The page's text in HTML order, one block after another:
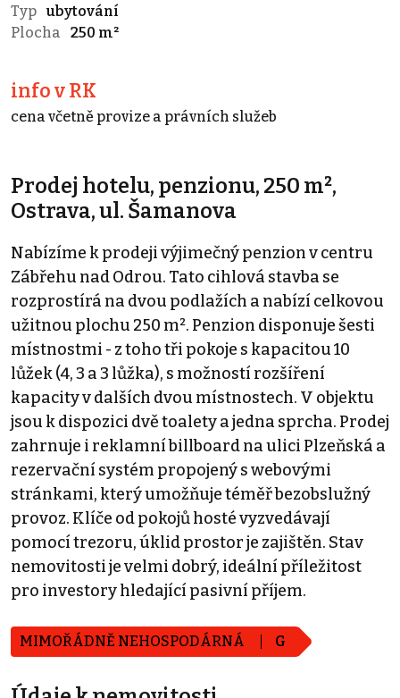
Typ ubytování
Plocha
250 m²
info v RK
cena včetně provize a právních služeb
Prodej hotelu, penzionu, 250 m²,
Ostrava, ul. Šamanova
Nabízíme k prodeji výjimečný penzion v centru
Zábřehu nad Odrou. Tato cihlová stavba se
rozprostírá na dvou podlažích a nabízí celkovou
užitnou plochu 250 m². Penzion disponuje šesti
místnostmi - z toho tři pokoje s kapacitou 10
lůžek (4, 3 a 3 lůžka), s možností rozšíření
kapacity v dalších dvou místnostech. V objektu
jsou k dispozici dvě toalety a jedna sprcha. Prodej
zahrnuje i reklamní billboard na ulici Plzeňská a
rezervační systém propojený s webovými
stránkami, který umožňuje téměř bezobslužný
provoz. Klíče od pokojů hosté vyzvedávají
pomocí trezoru, úklid prostor je zajištěn. Stav
nemovitosti je velmi dobrý, ideální příležitost
pro investory hledající pasivní příjem.
MIMOŘÁDNĚ NEHOSPODÁRNÁ G